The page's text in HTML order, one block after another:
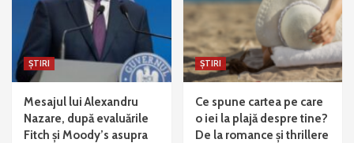
ȘTIRI
Mesajul lui Alexandru
Nazare, după evaluările
Fitch și Moody’s asupra
ȘTIRI
Ce spune cartea pe care
o iei la plajă despre tine?
De la romance și thrillere